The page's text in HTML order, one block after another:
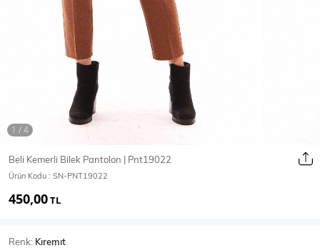
Mont & Kaban
T-Shirt
Beli Kemerli Bilek Pantolon | Pnt19022
Ürün Kodu : SN-PNT19022
450,00TL
Renk: Kıremıt